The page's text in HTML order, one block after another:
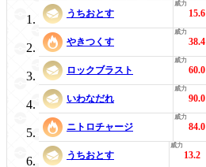
うちおとす 15.6
やきつくす 38.4
ロックブラスト 60.0
いわなだれ 90.0
ニトロチャージ 84.0
うちおとす 13.2